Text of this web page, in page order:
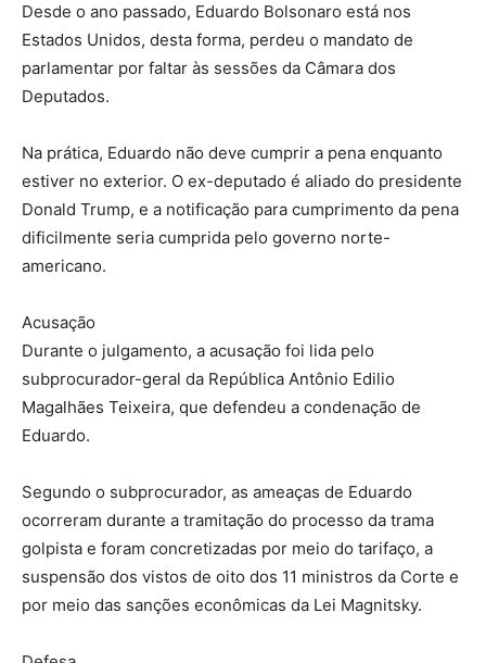
Desde o ano passado, Eduardo Bolsonaro está nos
Estados Unidos, desta forma, perdeu o mandato de
parlamentar por faltar às sessões da Câmara dos
Deputados.
Na prática, Eduardo não deve cumprir a pena enquanto
estiver no exterior. O ex-deputado é aliado do presidente
Donald Trump, e a notificação para cumprimento da pena
dificilmente seria cumprida pelo governo norte-
americano.
Acusação
Durante o julgamento, a acusação foi lida pelo
subprocurador-geral da República Antônio Edilio
Magalhães Teixeira, que defendeu a condenação de
Eduardo.
Segundo o subprocurador, as ameaças de Eduardo
ocorreram durante a tramitação do processo da trama
golpista e foram concretizadas por meio do tarifaço, a
suspensão dos vistos de oito dos 11 ministros da Corte e
por meio das sanções econômicas da Lei Magnitsky.